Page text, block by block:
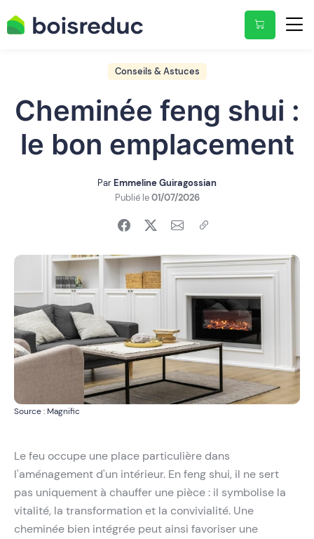
Conseils & Astuces
Cheminée feng shui :
le bon emplacement
ParEmmeline Guiragossian
Publié le01/07/2026
Source : Magnific
Le feu occupe une place particulière dans
l'aménagement d'un intérieur. En feng shui, il ne sert
pas uniquement à chauffer une pièce : il symbolise la
vitalité, la transformation et la convivialité. Une
cheminée bien intégrée peut ainsi favoriser une